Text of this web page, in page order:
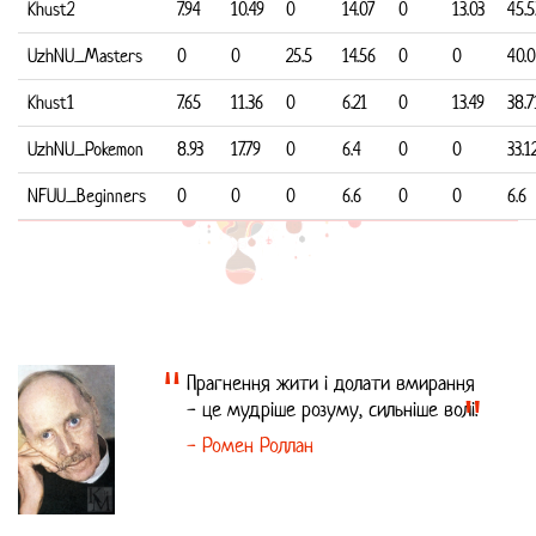
Khust2
7.94 10.49 0 14.07 0 13.03
UzhNU_Masters
0 0 25.5 14.56 0 0
Khust1
7.65 11.36 0 6.21 0 13.49
UzhNU_Pokemon
8.93 17.79 0 6.4 0 0
NFUU_Beginners
0 0 0 6.6 0 0 6.6
Прагнення жити і долати вмирання
- це мудріше розуму, сильніше волі.
- Ромен Роллан